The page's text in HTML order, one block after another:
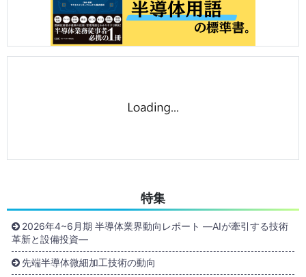
特集
2026年4~6月期 半導体業界動向レポート ―AIが牽引する技術
革新と設備投資―
先端半導体微細加工技術の動向